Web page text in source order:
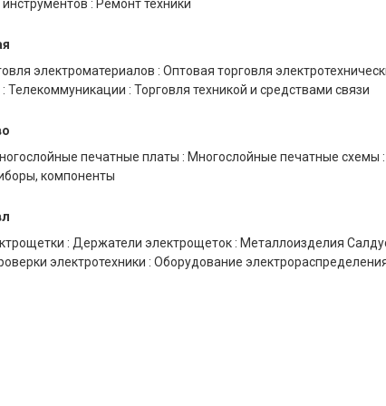
: Ремонт техники
электроматериалов : Оптовая торговля
: Телекоммуникации : Торговля техникой и средствами связи
печатные платы : Многослойные печатные схемы :
компоненты
: Держатели электрощеток : Металлоизделия
электротехники : Оборудование